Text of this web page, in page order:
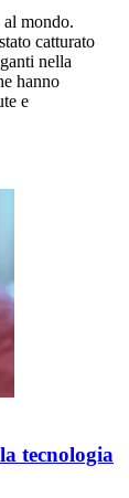
mondo.
catturato
nella
hanno
e
tecnologia